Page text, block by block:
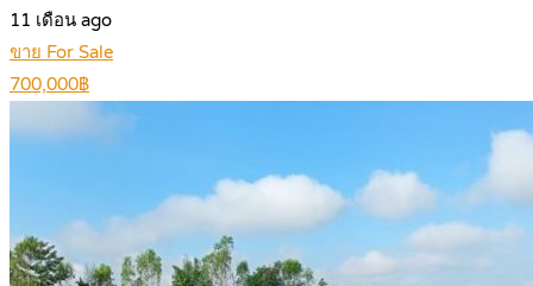
11 เดือน ago
ขาย For Sale
700,000฿